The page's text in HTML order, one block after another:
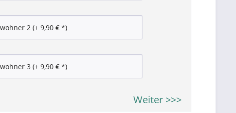
Weiter >>>